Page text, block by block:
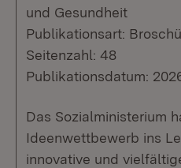
und Gesundheit
Publikationsart:
Seitenzahl: 48
Publikationsdatum:
Das Sozialministerium
Ideenwettbewerb ins
innovative und